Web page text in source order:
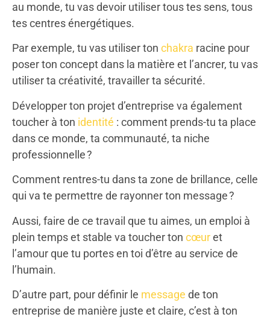
au monde, tu vas devoir utiliser tous tes sens, tous
tes centres énergétiques.
Par exemple, tu vas utiliser ton chakra racine pour
poser ton concept dans la matière et l’ancrer, tu vas
utiliser ta créativité, travailler ta sécurité.
Développer ton projet d’entreprise va également
toucher à ton identité : comment prends-tu ta place
dans ce monde, ta communauté, ta niche
professionnelle ?
Comment rentres-tu dans ta zone de brillance, celle
qui va te permettre de rayonner ton message ?
Aussi, faire de ce travail que tu aimes, un emploi à
plein temps et stable va toucher ton cœuret
l’amour que tu portes en toi d’être au service de
l’humain.
D’autre part, pour définir le message de ton
entreprise de manière juste et claire, c’est à ton